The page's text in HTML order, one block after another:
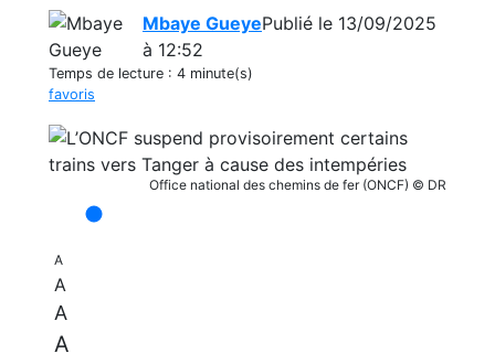
Mbaye GueyePublié le 13/09/2025
à 12:52
Temps de lecture : 4 minute(s)
favoris
Office national des chemins de fer (ONCF) © DR
A
A
A
A